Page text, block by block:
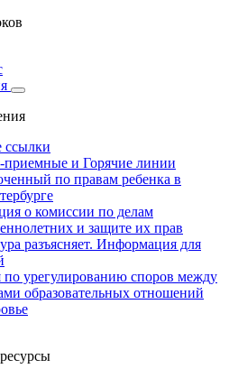
ссылки
приемные и Горячие линии
по правам ребенка в
о комиссии по делам
и защите их прав
разъясняет. Информация для
по урегулированию споров между
образовательных отношений